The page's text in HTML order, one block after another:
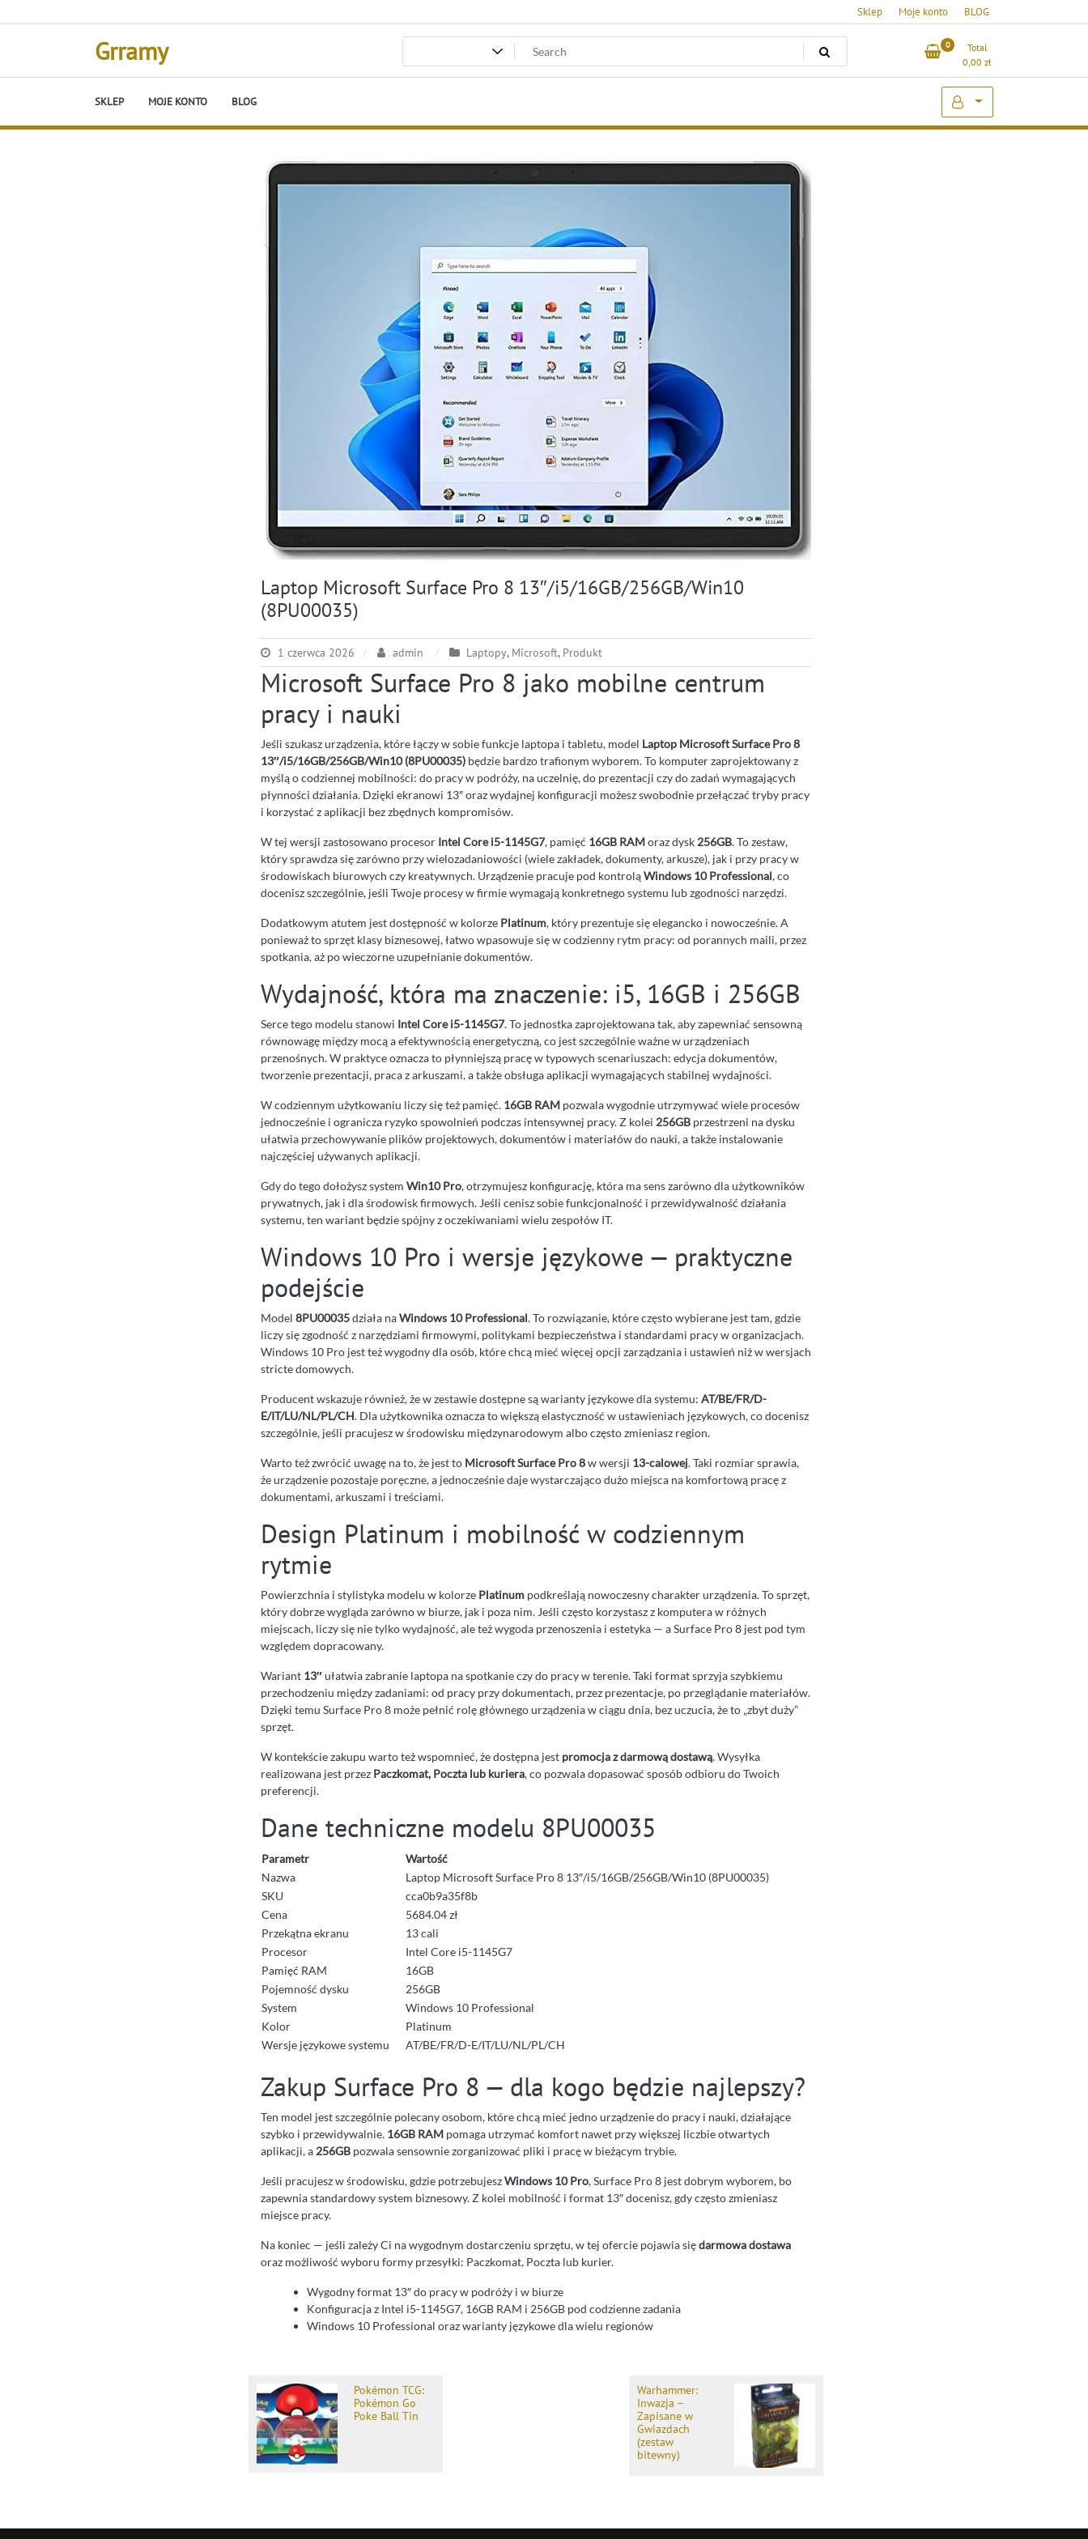
to
Sklep Moje konto BLOG
Grramy 0
Total
0,00 zł
SKLEP MOJE KONTO BLOG
Laptop Microsoft Surface Pro 8 13″/i5/16GB/256GB/Win10
(8PU00035)
1 czerwca 2026 admin Laptopy, Microsoft, Produkt
Microsoft Surface Pro 8 jako mobilne centrum
pracy i nauki
Jeśli szukasz urządzenia, które łączy w sobie funkcje laptopa i tabletu, model Laptop Microsoft Surface Pro 8
13″/i5/16GB/256GB/Win10 (8PU00035) będzie bardzo trafionym wyborem. To komputer zaprojektowany z
myślą o codziennej mobilności: do pracy w podróży, na uczelnię, do prezentacji czy do zadań wymagających
płynności działania. Dzięki ekranowi 13″ oraz wydajnej konfiguracji możesz swobodnie przełączać tryby pracy
i korzystać z aplikacji bez zbędnych kompromisów.
W tej wersji zastosowano procesor Intel Core i5-1145G7, pamięć 16GB RAMoraz dysk 256GB. To zestaw,
który sprawdza się zarówno przy wielozadaniowości (wiele zakładek, dokumenty, arkusze), jak i przy pracy w
środowiskach biurowych czy kreatywnych. Urządzenie pracuje pod kontroląWindows 10 Professional, co
docenisz szczególnie, jeśli Twoje procesy w firmie wymagają konkretnego systemu lub zgodności narzędzi.
Dodatkowym atutem jest dostępność w kolorze Platinum, który prezentuje się elegancko i nowocześnie. A
ponieważ to sprzęt klasy biznesowej, łatwo wpasowuje się w codzienny rytm pracy: od porannych maili, przez
spotkania, aż po wieczorne uzupełnianie dokumentów.
Wydajność, która ma znaczenie: i5, 16GB i 256GB
Serce tego modelu stanowi Intel Core i5-1145G7. To jednostka zaprojektowana tak, aby zapewniać sensowną
równowagę między mocą a efektywnością energetyczną, co jest szczególnie ważne w urządzeniach
przenośnych. W praktyce oznacza to płynniejszą pracę w typowych scenariuszach: edycja dokumentów,
tworzenie prezentacji, praca z arkuszami, a także obsługa aplikacji wymagających stabilnej wydajności.
W codziennym użytkowaniu liczy się też pamięć. 16GB RAM pozwala wygodnie utrzymywać wiele procesów
jednocześnie i ogranicza ryzyko spowolnień podczas intensywnej pracy. Z kolei 256GB przestrzeni na dysku
ułatwia przechowywanie plików projektowych, dokumentów i materiałów do nauki, a także instalowanie
najczęściej używanych aplikacji.
Gdy do tego dołożysz system Win10 Pro, otrzymujesz konfigurację, która ma sens zarówno dla użytkowników
prywatnych, jak i dla środowisk firmowych. Jeśli cenisz sobie funkcjonalność i przewidywalność działania
systemu, ten wariant będzie spójny z oczekiwaniami wielu zespołów IT.
Windows 10 Pro i wersje językowe — praktyczne
podejście
Model 8PU00035działa naWindows 10 Professional. To rozwiązanie, które często wybierane jest tam, gdzie
liczy się zgodność z narzędziami firmowymi, politykami bezpieczeństwa i standardami pracy w organizacjach.
Windows 10 Pro jest też wygodny dla osób, które chcą mieć więcej opcji zarządzania i ustawień niż w wersjach
stricte domowych.
Producent wskazuje również, że w zestawie dostępne są warianty językowe dla systemu: AT/BE/FR/D-
E/IT/LU/NL/PL/CH. Dla użytkownika oznacza to większą elastyczność w ustawieniach językowych, co docenisz
szczególnie, jeśli pracujesz w środowisku międzynarodowym albo często zmieniasz region.
Warto też zwrócić uwagę na to, że jest to Microsoft Surface Pro 8w wersji 13-calowej. Taki rozmiar sprawia,
że urządzenie pozostaje poręczne, a jednocześnie daje wystarczająco dużo miejsca na komfortową pracę z
dokumentami, arkuszami i treściami.
Design Platinum i mobilność w codziennym
rytmie
Powierzchnia i stylistyka modelu w kolorze Platinum podkreślają nowoczesny charakter urządzenia. To sprzęt,
który dobrze wygląda zarówno w biurze, jak i poza nim. Jeśli często korzystasz z komputera w różnych
miejscach, liczy się nie tylko wydajność, ale też wygoda przenoszenia i estetyka — a Surface Pro 8 jest pod tym
względem dopracowany.
Wariant 13″ułatwia zabranie laptopa na spotkanie czy do pracy w terenie. Taki format sprzyja szybkiemu
przechodzeniu między zadaniami: od pracy przy dokumentach, przez prezentacje, po przeglądanie materiałów.
Dzięki temu Surface Pro 8 może pełnić rolę głównego urządzenia w ciągu dnia, bez uczucia, że to „zbyt duży”
sprzęt.
W kontekście zakupu warto też wspomnieć, że dostępna jest promocja z darmową dostawą. Wysyłka
realizowana jest przez Paczkomat, Poczta lub kuriera, co pozwala dopasować sposób odbioru do Twoich
preferencji.
Dane techniczne modelu 8PU00035
Parametr
Wartość
Nazwa
Laptop Microsoft Surface Pro 8 13″/i5/16GB/256GB/Win10 (8PU00035)
SKU
cca0b9a35f8b
Cena
5684.04 zł
Przekątna ekranu
13 cali
Procesor
Intel Core i5-1145G7
Pamięć RAM
16GB
Pojemność dysku
256GB
System
Windows 10 Professional
Kolor
Platinum
Wersje językowe systemu
AT/BE/FR/D-E/IT/LU/NL/PL/CH
Zakup Surface Pro 8 — dla kogo będzie najlepszy?
Ten model jest szczególnie polecany osobom, które chcą mieć jedno urządzenie do pracy i nauki, działające
szybko i przewidywalnie. 16GB RAM pomaga utrzymać komfort nawet przy większej liczbie otwartych
aplikacji, a 256GB pozwala sensownie zorganizować pliki i pracę w bieżącym trybie.
Jeśli pracujesz w środowisku, gdzie potrzebujeszWindows 10 Pro, Surface Pro 8 jest dobrym wyborem, bo
zapewnia standardowy system biznesowy. Z kolei mobilność i format 13″ docenisz, gdy często zmieniasz
miejsce pracy.
Na koniec — jeśli zależy Ci na wygodnym dostarczeniu sprzętu, w tej ofercie pojawia siędarmowa dostawa
oraz możliwość wyboru formy przesyłki: Paczkomat, Poczta lub kurier.
Wygodny format 13″ do pracy w podróży i w biurze
Konfiguracja z Intel i5-1145G7, 16GB RAM i 256GB pod codzienne zadania
Windows 10 Professional oraz warianty językowe dla wielu regionów
Pokémon TCG:
Pokémon Go
Poke Ball Tin
Warhammer:
Inwazja –
Zapisane w
Gwiazdach
(zestaw
bitewny)